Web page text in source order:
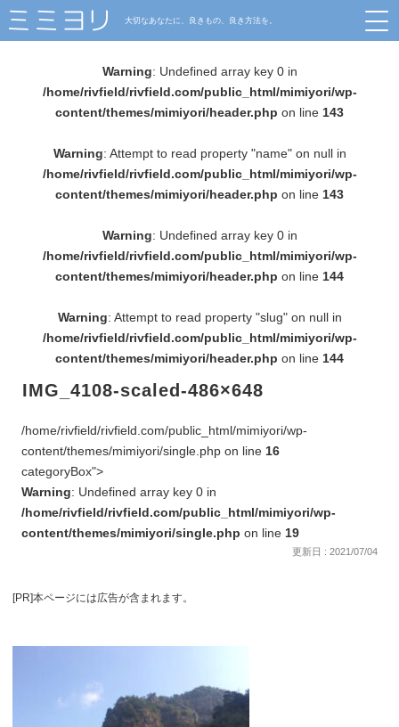
大切なあなたに、良きもの、良き方法を。
Warning: Undefined array key 0 in
/home/rivfield/rivfield.com/public_html/mimiyori/wp-
content/themes/mimiyori/header.php on line 143
Warning: Attempt to read property "name" on null in
/home/rivfield/rivfield.com/public_html/mimiyori/wp-
content/themes/mimiyori/header.php on line 143
Warning: Undefined array key 0 in
/home/rivfield/rivfield.com/public_html/mimiyori/wp-
content/themes/mimiyori/header.php on line 144
Warning: Attempt to read property "slug" on null in
/home/rivfield/rivfield.com/public_html/mimiyori/wp-
content/themes/mimiyori/header.php on line 144
IMG_4108-scaled-486×648
/home/rivfield/rivfield.com/public_html/mimiyori/wp-
content/themes/mimiyori/single.php on line 16
categoryBox">
Warning: Undefined array key 0 in
/home/rivfield/rivfield.com/public_html/mimiyori/wp-
content/themes/mimiyori/single.php on line 19
更新日 : 2021/07/04
[PR]本ページには広告が含まれます。